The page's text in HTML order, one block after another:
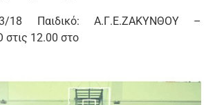
18 Παιδικό: Α.Γ.Ε.ΖΑΚΥΝΘΟΥ –
12.00 στο